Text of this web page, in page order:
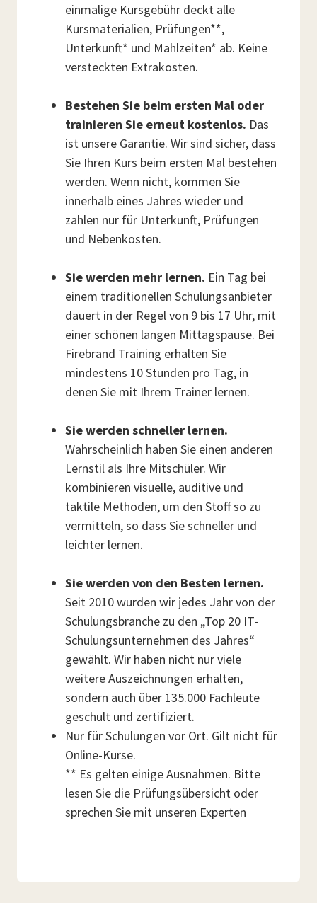
einmalige Kursgebühr deckt alle
Kursmaterialien, Prüfungen**,
Unterkunft* und Mahlzeiten* ab. Keine
versteckten Extrakosten.
Bestehen Sie beim ersten Mal oder
trainieren Sie erneut kostenlos. Das
ist unsere Garantie. Wir sind sicher, dass
Sie Ihren Kurs beim ersten Mal bestehen
werden. Wenn nicht, kommen Sie
innerhalb eines Jahres wieder und
zahlen nur für Unterkunft, Prüfungen
und Nebenkosten.
Sie werden mehr lernen. Ein Tag bei
einem traditionellen Schulungsanbieter
dauert in der Regel von 9 bis 17 Uhr, mit
einer schönen langen Mittagspause. Bei
Firebrand Training erhalten Sie
mindestens 10 Stunden pro Tag, in
denen Sie mit Ihrem Trainer lernen.
Sie werden schneller lernen.
Wahrscheinlich haben Sie einen anderen
Lernstil als Ihre Mitschüler. Wir
kombinieren visuelle, auditive und
taktile Methoden, um den Stoff so zu
vermitteln, so dass Sie schneller und
leichter lernen.
Sie werden von den Besten lernen.
Seit 2010 wurden wir jedes Jahr von der
Schulungsbranche zu den „Top 20 IT-
Schulungsunternehmen des Jahres“
gewählt. Wir haben nicht nur viele
weitere Auszeichnungen erhalten,
sondern auch über 135.000 Fachleute
geschult und zertifiziert.
Nur für Schulungen vor Ort. Gilt nicht für
Online-Kurse.
** Es gelten einige Ausnahmen. Bitte
lesen Sie die Prüfungsübersicht oder
sprechen Sie mit unseren Experten